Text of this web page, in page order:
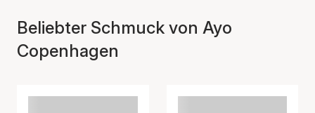
Beliebter Schmuck von Ayo
Copenhagen